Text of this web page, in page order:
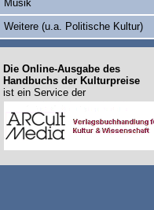
Musik
Weitere (u.a. Politische Kultur)
Die Online-Ausgabe des
Handbuchs der Kulturpreise
ist ein Service der